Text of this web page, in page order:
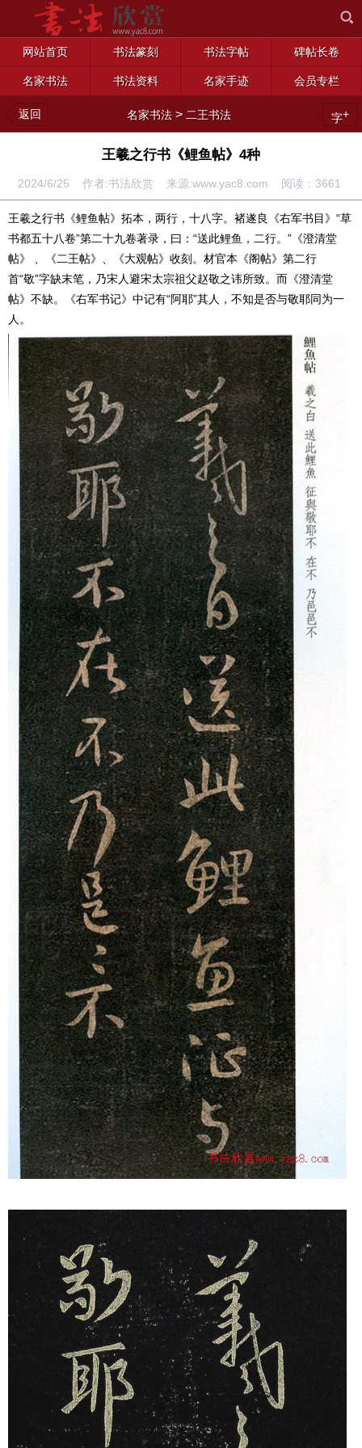
网站首页 书法篆刻 书法字帖 碑帖长卷
名家书法 书法资料 名家手迹 会员专栏
返回 名家书法 > 二王书法 字+
王羲之行书《鲤鱼帖》4种
2024/6/25 作者:书法欣赏 来源:www.yac8.com 阅读： 3661
王羲之行书《鲤鱼帖》拓本，两行，十八字。褚遂良《右军书目》“草
书都五十八卷”第二十九卷著录，曰：“送此鲤鱼，二行。”《澄清堂
帖》 、《二王帖》、《大观帖》收刻。材官本《阁帖》第二行
首“敬”字缺末笔，乃宋人避宋太宗祖父赵敬之讳所致。而《澄清堂
帖》不缺。《右军书记》中记有“阿耶”其人，不知是否与敬耶同为一
人。